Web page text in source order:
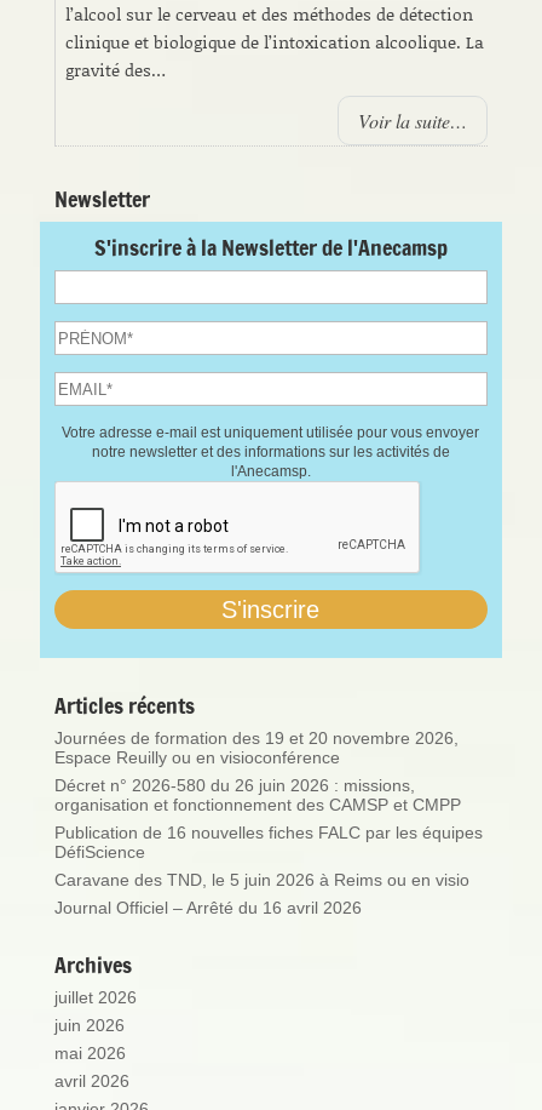
l’alcool sur le cerveau et des méthodes de détection
clinique et biologique de l’intoxication alcoolique. La
gravité des…
Voir la suite…
Newsletter
S'inscrire à la Newsletter de l'Anecamsp
Votre adresse e-mail est uniquement utilisée pour vous envoyer
notre newsletter et des informations sur les activités de
l'Anecamsp.
Articles récents
Journées de formation des 19 et 20 novembre 2026,
Espace Reuilly ou en visioconférence
Décret n° 2026-580 du 26 juin 2026 : missions,
organisation et fonctionnement des CAMSP et CMPP
Publication de 16 nouvelles fiches FALC par les équipes
DéfiScience
Caravane des TND, le 5 juin 2026 à Reims ou en visio
Journal Officiel – Arrêté du 16 avril 2026
Archives
juillet 2026
juin 2026
mai 2026
avril 2026